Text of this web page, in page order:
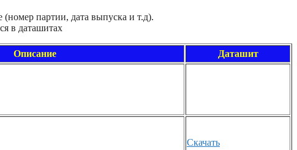
партии, дата выпуска и т.д).
в даташитах
Описание Даташит
Скачать